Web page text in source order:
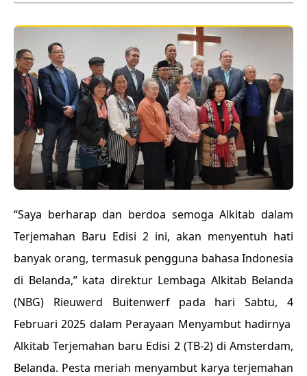
“Saya berharap dan berdoa semoga Alkitab dalam
Terjemahan Baru Edisi 2 ini, akan menyentuh hati
banyak orang, termasuk pengguna bahasa Indonesia
di Belanda,” kata direktur Lembaga Alkitab Belanda
(NBG) Rieuwerd Buitenwerf pada hari Sabtu, 4
Februari 2025 dalam Perayaan Menyambut hadirnya
Alkitab Terjemahan baru Edisi 2 (TB-2) di Amsterdam,
Belanda. Pesta meriah menyambut karya terjemahan